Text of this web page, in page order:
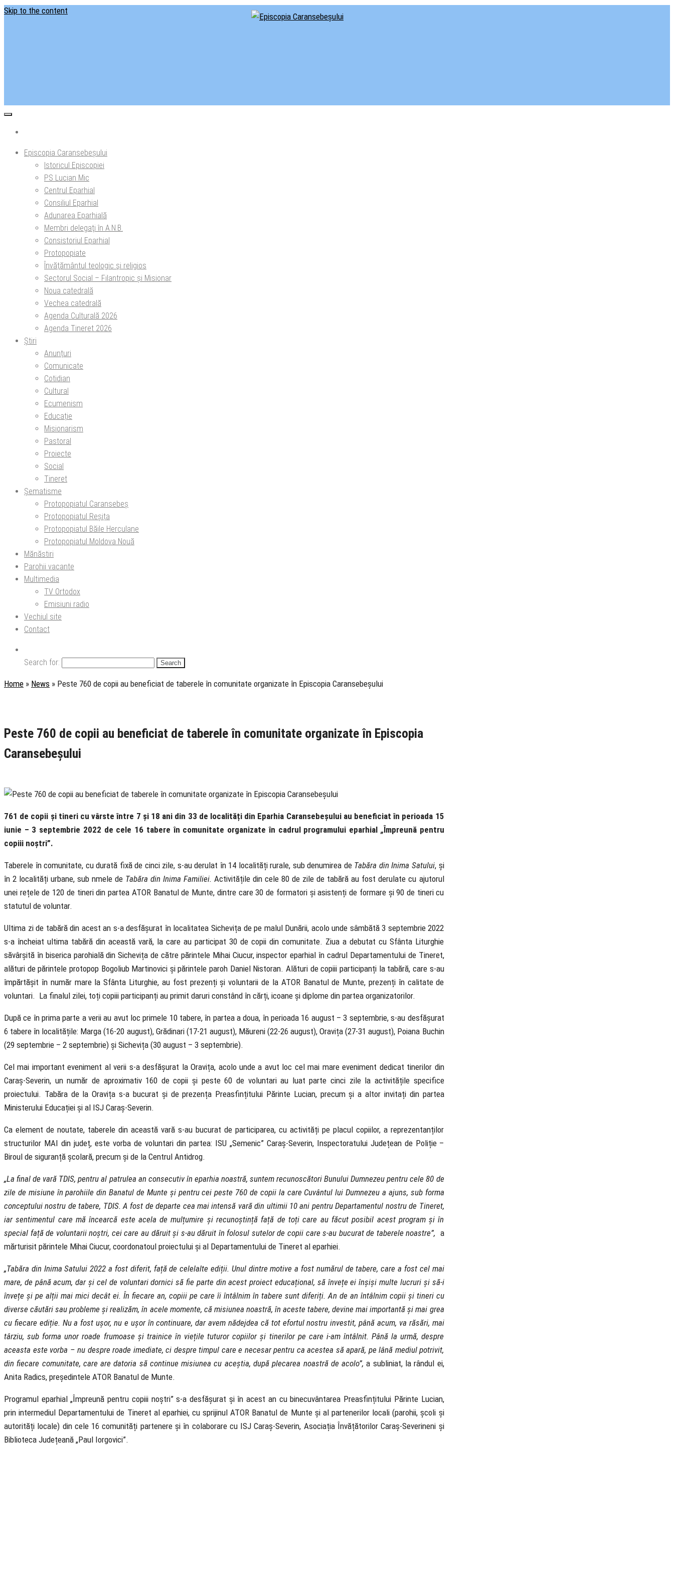
Skip to the content
Episcopia Caransebeșului
Istoricul Episcopiei
PS Lucian Mic
Centrul Eparhial
Consiliul Eparhial
Adunarea Eparhială
Membri delegaţi în A.N.B.
Consistoriul Eparhial
Protopopiate
Învăţământul teologic şi religios
Sectorul Social – Filantropic și Misionar
Noua catedrală
Vechea catedrală
Agenda Culturală 2026
Agenda Tineret 2026
Știri
Anunțuri
Comunicate
Cotidian
Cultural
Ecumenism
Educație
Misionarism
Pastoral
Proiecte
Social
Tineret
Șematisme
Protopopiatul Caransebeș
Protopopiatul Reșița
Protopopiatul Băile Herculane
Protopopiatul Moldova Nouă
Mănăstiri
Parohii vacante
Multimedia
TV Ortodox
Emisiuni radio
Vechiul site
Contact
Search for:
Home » News » Peste 760 de copii au beneficiat de taberele în comunitate organizate în Episcopia Caransebeșului
Peste 760 de copii au beneficiat de taberele în comunitate organizate în Episcopia
Caransebeșului
761 de copii și tineri cu vârste între 7 și 18 ani din 33 de localități din Eparhia Caransebeșului au beneficiat în perioada 15
iunie – 3 septembrie 2022 de cele 16 tabere în comunitate organizate în cadrul programului eparhial „Împreună pentru
copiii noștri”.
Taberele în comunitate, cu durată fixă de cinci zile, s-au derulat în 14 localități rurale, sub denumirea de Tabăra din Inima Satului, și
în 2 localități urbane, sub nmele de Tabăra din Inima Familiei.Activitățile din cele 80 de zile de tabără au fost derulate cu ajutorul
unei rețele de 120 de tineri din partea ATOR Banatul de Munte, dintre care 30 de formatori și asistenți de formare și 90 de tineri cu
statutul de voluntar.
Ultima zi de tabără din acest an s-a desfășurat în localitatea Sichevița de pe malul Dunării, acolo unde sâmbătă 3 septembrie 2022
s-a încheiat ultima tabără din această vară, la care au participat 30 de copii din comunitate. Ziua a debutat cu Sfânta Liturghie
săvârșită în biserica parohială din Sichevița de către părintele Mihai Ciucur, inspector eparhial în cadrul Departamentului de Tineret,
alături de părintele protopop Bogoliub Martinovici și părintele paroh Daniel Nistoran. Alături de copiii participanți la tabără, care s-au
împărtășit în număr mare la Sfânta Liturghie, au fost prezenți și voluntarii de la ATOR Banatul de Munte, prezenți în calitate de
voluntari. La finalul zilei, toți copiii participanți au primit daruri constând în cărți, icoane și diplome din partea organizatorilor.
După ce în prima parte a verii au avut loc primele 10 tabere, în partea a doua, în perioada 16 august – 3 septembrie, s-au desfășurat
6 tabere în localitățile: Marga (16-20 august), Grădinari (17-21 august), Măureni (22-26 august), Oravița (27-31 august), Poiana Buchin
(29 septembrie – 2 septembrie) și Sichevița (30 august – 3 septembrie).
Cel mai important eveniment al verii s-a desfășurat la Oravița, acolo unde a avut loc cel mai mare eveniment dedicat tinerilor din
Caraș-Severin, un număr de aproximativ 160 de copii și peste 60 de voluntari au luat parte cinci zile la activitățile specifice
proiectului. Tabăra de la Oravița s-a bucurat și de prezența Preasfințitului Părinte Lucian, precum și a altor invitați din partea
Ministerului Educației și al ISJ Caraș-Severin.
Ca element de noutate, taberele din această vară s-au bucurat de participarea, cu activități pe placul copiilor, a reprezentanților
structurilor MAI din județ, este vorba de voluntari din partea: ISU „Semenic” Caraș-Severin, Inspectoratului Județean de Poliție –
Biroul de siguranță școlară, precum și de la Centrul Antidrog.
„La final de vară TDIS, pentru al patrulea an consecutiv în eparhia noastră, suntem recunoscători Bunului Dumnezeu pentru cele 80 de
zile de misiune în parohiile din Banatul de Munte și pentru cei peste 760 de copii la care Cuvântul lui Dumnezeu a ajuns, sub forma
conceptului nostru de tabere, TDIS. A fost de departe cea mai intensă vară din ultimii 10 ani pentru Departamentul nostru de Tineret,
iar sentimentul care mă încearcă este acela de mulțumire și recunoștință față de toți care au făcut posibil acest program și în
special față de voluntarii noștri, cei care au dăruit și s-au dăruit în folosul sutelor de copii care s-au bucurat de taberele noastre”, a
mărturisit părintele Mihai Ciucur, coordonatoul proiectului și al Departamentului de Tineret al eparhiei.
„Tabăra din Inima Satului 2022 a fost diferit, față de celelalte ediții. Unul dintre motive a fost numărul de tabere, care a fost cel mai
mare, de până acum, dar și cel de voluntari dornici să fie parte din acest proiect educațional, să învețe ei înșiși multe lucruri și să-i
învețe și pe alții mai mici decât ei. În fiecare an, copiii pe care îi întâlnim în tabere sunt diferiți. An de an întâlnim copii și tineri cu
diverse căutări sau probleme și realizăm, în acele momente, că misiunea noastră, în aceste tabere, devine mai importantă și mai grea
cu fiecare ediție. Nu a fost ușor, nu e ușor în continuare, dar avem nădejdea că tot efortul nostru investit, până acum, va răsări, mai
târziu, sub forma unor roade frumoase și trainice în viețile tuturor copiilor și tinerilor pe care i-am întâlnit. Până la urmă, despre
aceasta este vorba – nu despre roade imediate, ci despre timpul care e necesar pentru ca acestea să apară, pe lână mediul potrivit,
din fiecare comunitate, care are datoria să continue misiunea cu aceștia, după plecarea noastră de acolo”,a subliniat, la rândul ei,
Anita Radics, președintele ATOR Banatul de Munte.
Programul eparhial „Împreună pentru copiii noștri” s-a desfășurat și în acest an cu binecuvântarea Preasfințitului Părinte Lucian,
prin intermediul Departamentului de Tineret al eparhiei, cu sprijinul ATOR Banatul de Munte și al partenerilor locali (parohii, școli și
autorități locale) din cele 16 comunități partenere și în colaborare cu ISJ Caraș-Severin, Asociația Învățătorilor Caraș-Severineni și
Biblioteca Județeană „Paul Iorgovici”.